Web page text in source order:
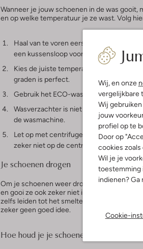
Wij, en onze
vergelijkbare
Wij
jouw
profiel op te
Door op
cookies
Wil je je
toestemming
indienen? Ga
Cookie-
Wanneer je jouw schoenen in de was
en op welke temperatuur je ze wast. Volg
Haal van te voren eerst alle losse
een kussensloop voor je ze in de
Kies de juiste temperatuur om je
graden is perfect.
Gebruik het ECO-wasprogramma of de
Wasverzachter is niet nodig en wees
de wasmachine.
Let op met centrifugeren. Het zware
zeker niet op de centrifugeren-stand.
Je schoenen drogen
Om je schoenen weer droog te krijgen, zet
en gooi ze ook zeker niet in de droger.
zelfs leiden tot het smelten van het plastic
zeker geen goed idee.
Hoe houd je je schoenen schoon?